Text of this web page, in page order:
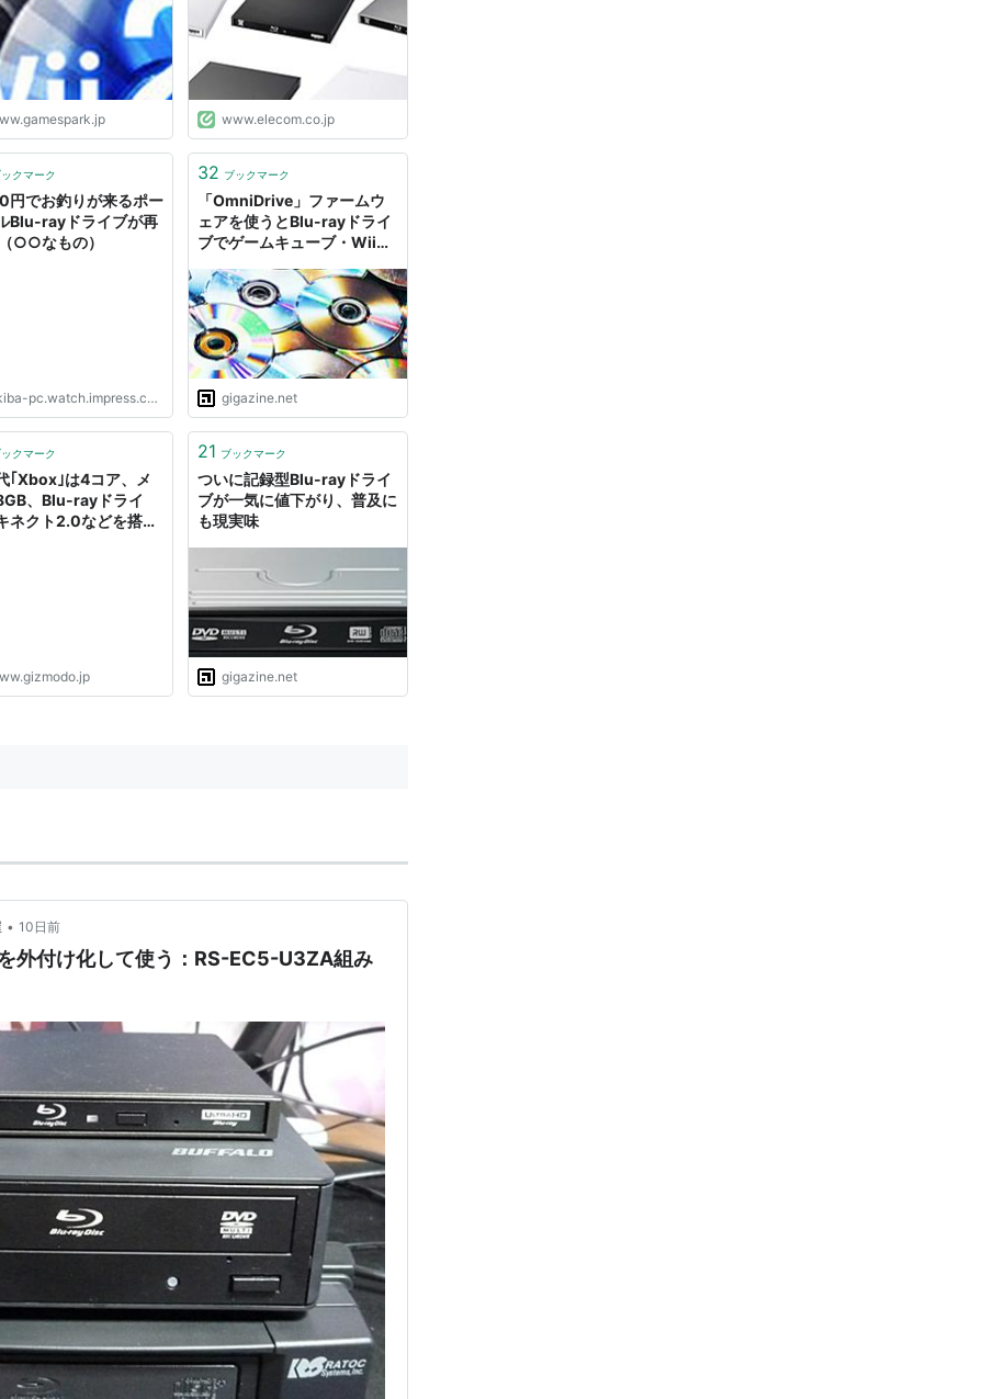
外ゲーム情報サイト
www.elecom.co.jp
クマーク
でお釣りが来るポー
Blu-rayドライブが再
○○なもの）
pc.watch.impress.co.jp
32 ブックマーク
「OmniDrive」ファームウ
ェアを使うとBlu-rayドライ
ブでゲームキューブ・Wii・
取り込むことが可能
gigazine.net
クマーク
｢Xbox｣は4コア、メ
、Blu-rayドライ
ネクト2.0などを搭載
21 ブックマーク
ついに記録型Blu-rayドライ
ブが一気に値下がり、普及に
も現実味
gigazine.net
• 10日前
外付け化して使う：RS-EC5-U3ZA組み